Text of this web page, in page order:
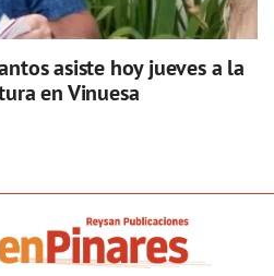
asiste hoy jueves a la
en Vinuesa